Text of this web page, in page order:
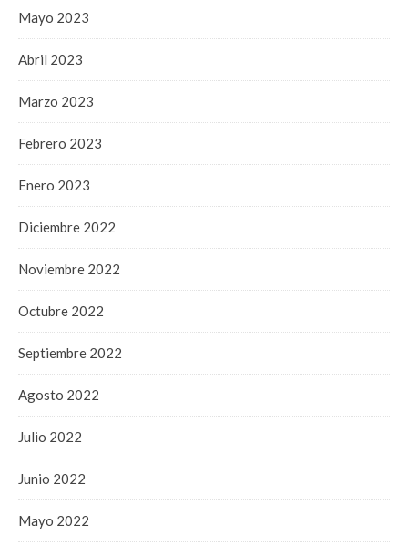
Mayo 2023
Abril 2023
Marzo 2023
Febrero 2023
Enero 2023
Diciembre 2022
Noviembre 2022
Octubre 2022
Septiembre 2022
Agosto 2022
Julio 2022
Junio 2022
Mayo 2022